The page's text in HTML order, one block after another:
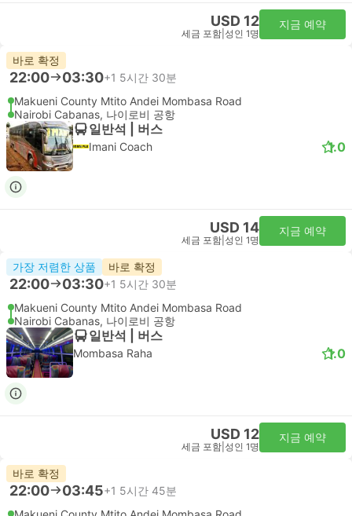
USD 12
세금 포함 성인 1명
지금 예약
바로 확정
22:00 03:30+1 5시간 30분
Makueni County Mtito Andei Mombasa Road
Nairobi Cabanas, 나이로비 공항
일반석 | 버스
Imani Coach 1.0
USD 14
세금 포함 성인 1명
지금 예약
가장 저렴한 상품 바로 확정
22:00 03:30+1 5시간 30분
Makueni County Mtito Andei Mombasa Road
Nairobi Cabanas, 나이로비 공항
일반석 | 버스
Mombasa Raha 1.0
USD 12
세금 포함 성인 1명
지금 예약
바로 확정
22:00 03:45+1 5시간 45분